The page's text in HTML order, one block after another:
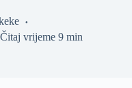
Čitaj vrijeme 9 min